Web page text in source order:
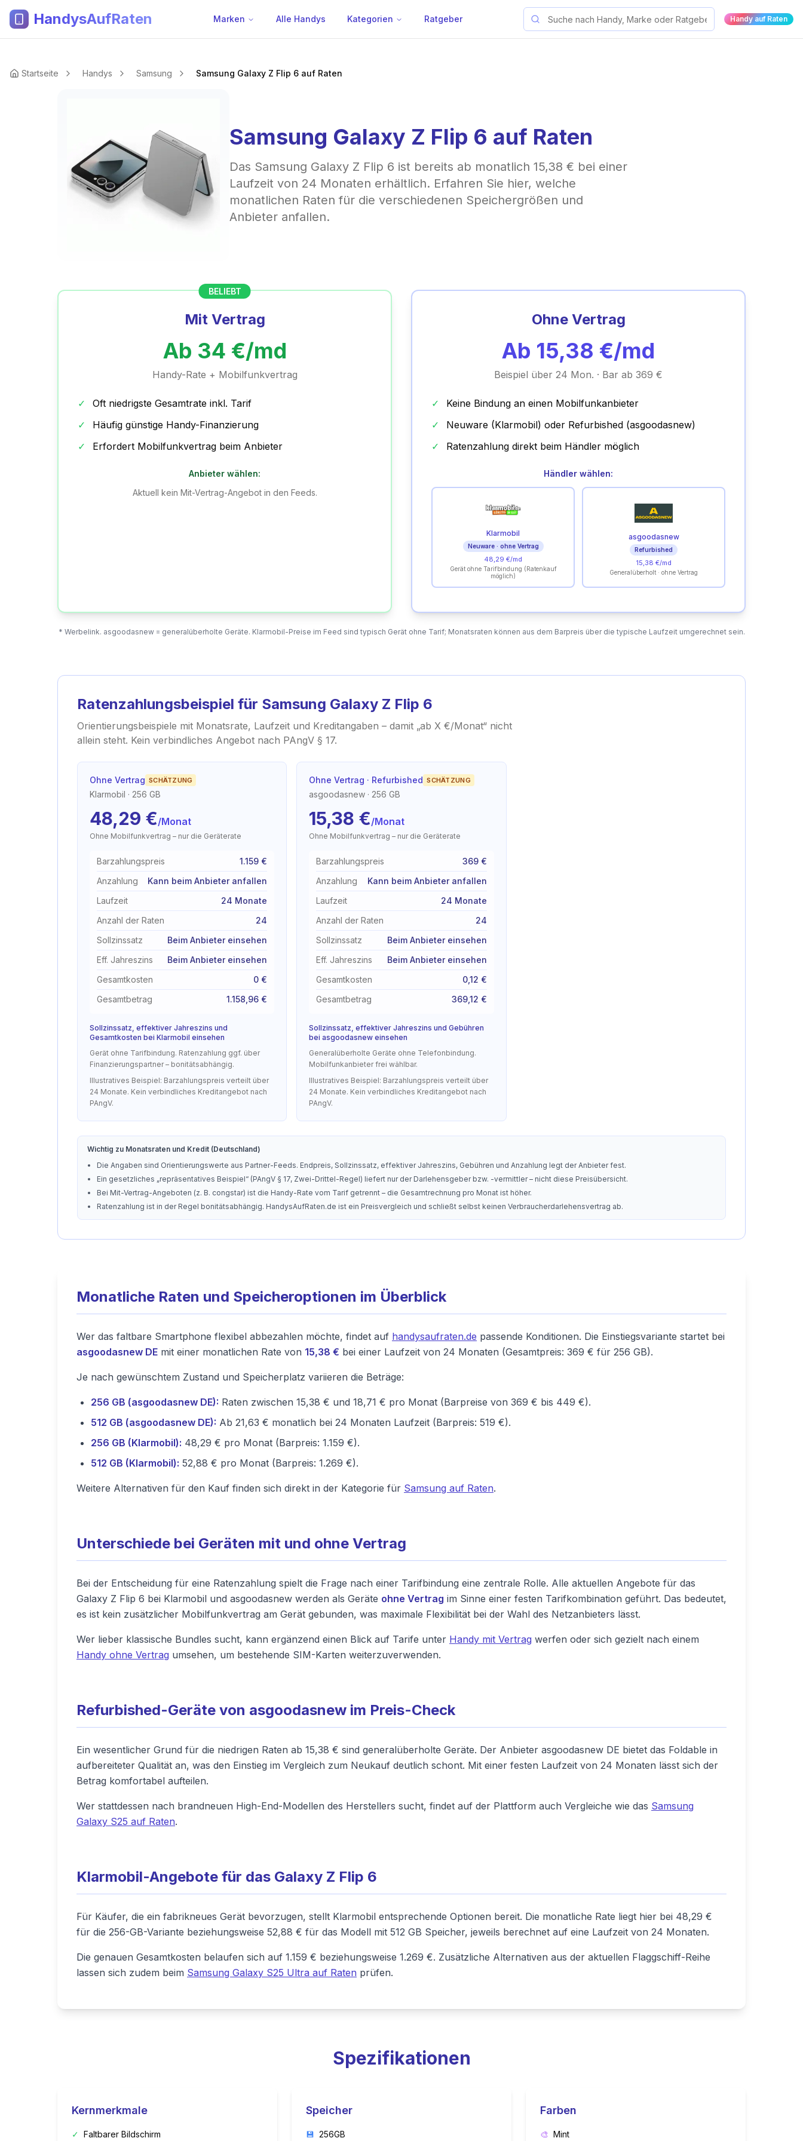
HandysAufRaten Marken Alle Handys Kategorien Ratgeber Handy auf Raten
Startseite Handys Samsung Samsung Galaxy Z Flip 6 auf Raten
Samsung Galaxy Z Flip 6 auf Raten
Das Samsung Galaxy Z Flip 6 ist bereits ab monatlich 15,38 € bei einer
Laufzeit von 24 Monaten erhältlich. Erfahren Sie hier, welche
monatlichen Raten für die verschiedenen Speichergrößen und
Anbieter anfallen.
BELIEBT
Mit Vertrag
Ab 34 €/md
Handy-Rate + Mobilfunkvertrag
✓
Oft niedrigste Gesamtrate inkl. Tarif
✓
Häufig günstige Handy-Finanzierung
✓
Erfordert Mobilfunkvertrag beim Anbieter
Anbieter wählen:
Aktuell kein Mit-Vertrag-Angebot in den Feeds.
Ohne Vertrag
Ab 15,38 €/md
Beispiel über 24 Mon. · Bar ab 369 €
✓
Keine Bindung an einen Mobilfunkanbieter
✓
Neuware (Klarmobil) oder Refurbished (asgoodasnew)
✓
Ratenzahlung direkt beim Händler möglich
Händler wählen:
Klarmobil
Neuware · ohne Vertrag
48,29 €/md
Gerät ohne Tarifbindung (Ratenkauf
möglich)
asgoodasnew
Refurbished
15,38 €/md
Generalüberholt · ohne Vertrag
* Werbelink. asgoodasnew = generalüberholte Geräte. Klarmobil-Preise im Feed sind typisch Gerät ohne Tarif; Monatsraten können aus dem Barpreis über die typische Laufzeit umgerechnet sein.
Ratenzahlungsbeispiel für Samsung Galaxy Z Flip 6
Orientierungsbeispiele mit Monatsrate, Laufzeit und Kreditangaben – damit „ab X €/Monat“ nicht
allein steht. Kein verbindliches Angebot nach PAngV § 17.
Ohne Vertrag SCHÄTZUNG
Klarmobil · 256 GB
48,29 €/Monat
Ohne Mobilfunkvertrag – nur die Geräterate
Barzahlungspreis
1.159 €
Anzahlung
Kann beim Anbieter anfallen
Laufzeit
24 Monate
Anzahl der Raten
24
Sollzinssatz
Beim Anbieter einsehen
Eff. Jahreszins
Beim Anbieter einsehen
Gesamtkosten
0 €
Gesamtbetrag
1.158,96 €
Sollzinssatz, effektiver Jahreszins und
Gesamtkosten bei Klarmobil einsehen
Gerät ohne Tarifbindung. Ratenzahlung ggf. über
Finanzierungspartner – bonitätsabhängig.
Illustratives Beispiel: Barzahlungspreis verteilt über
24 Monate. Kein verbindliches Kreditangebot nach
PAngV.
Ohne Vertrag · Refurbished SCHÄTZUNG
asgoodasnew · 256 GB
15,38 €/Monat
Ohne Mobilfunkvertrag – nur die Geräterate
Barzahlungspreis
369 €
Anzahlung
Kann beim Anbieter anfallen
Laufzeit
24 Monate
Anzahl der Raten
24
Sollzinssatz
Beim Anbieter einsehen
Eff. Jahreszins
Beim Anbieter einsehen
Gesamtkosten
0,12 €
Gesamtbetrag
369,12 €
Sollzinssatz, effektiver Jahreszins und Gebühren
bei asgoodasnew einsehen
Generalüberholte Geräte ohne Telefonbindung.
Mobilfunkanbieter frei wählbar.
Illustratives Beispiel: Barzahlungspreis verteilt über
24 Monate. Kein verbindliches Kreditangebot nach
PAngV.
Wichtig zu Monatsraten und Kredit (Deutschland)
Die Angaben sind Orientierungswerte aus Partner-Feeds. Endpreis, Sollzinssatz, effektiver Jahreszins, Gebühren und Anzahlung legt der Anbieter fest.
Ein gesetzliches „repräsentatives Beispiel“ (PAngV § 17, Zwei-Drittel-Regel) liefert nur der Darlehensgeber bzw. -vermittler – nicht diese Preisübersicht.
Bei Mit-Vertrag-Angeboten (z. B. congstar) ist die Handy-Rate vom Tarif getrennt – die Gesamtrechnung pro Monat ist höher.
Ratenzahlung ist in der Regel bonitätsabhängig. HandysAufRaten.de ist ein Preisvergleich und schließt selbst keinen Verbraucherdarlehensvertrag ab.
Monatliche Raten und Speicheroptionen im Überblick
Wer das faltbare Smartphone flexibel abbezahlen möchte, findet auf handysaufraten.de passende Konditionen. Die Einstiegsvariante startet bei
asgoodasnew DE mit einer monatlichen Rate von 15,38 € bei einer Laufzeit von 24 Monaten (Gesamtpreis: 369 € für 256 GB).
Je nach gewünschtem Zustand und Speicherplatz variieren die Beträge:
256 GB (asgoodasnew DE): Raten zwischen 15,38 € und 18,71 € pro Monat (Barpreise von 369 € bis 449 €).
512 GB (asgoodasnew DE): Ab 21,63 € monatlich bei 24 Monaten Laufzeit (Barpreis: 519 €).
256 GB (Klarmobil): 48,29 € pro Monat (Barpreis: 1.159 €).
512 GB (Klarmobil): 52,88 € pro Monat (Barpreis: 1.269 €).
Weitere Alternativen für den Kauf finden sich direkt in der Kategorie für Samsung auf Raten.
Unterschiede bei Geräten mit und ohne Vertrag
Bei der Entscheidung für eine Ratenzahlung spielt die Frage nach einer Tarifbindung eine zentrale Rolle. Alle aktuellen Angebote für das
Galaxy Z Flip 6 bei Klarmobil und asgoodasnew werden als Geräte ohne Vertrag im Sinne einer festen Tarifkombination geführt. Das bedeutet,
es ist kein zusätzlicher Mobilfunkvertrag am Gerät gebunden, was maximale Flexibilität bei der Wahl des Netzanbieters lässt.
Wer lieber klassische Bundles sucht, kann ergänzend einen Blick auf Tarife unter Handy mit Vertrag werfen oder sich gezielt nach einem
Handy ohne Vertrag umsehen, um bestehende SIM-Karten weiterzuverwenden.
Refurbished-Geräte von asgoodasnew im Preis-Check
Ein wesentlicher Grund für die niedrigen Raten ab 15,38 € sind generalüberholte Geräte. Der Anbieter asgoodasnew DE bietet das Foldable in
aufbereiteter Qualität an, was den Einstieg im Vergleich zum Neukauf deutlich schont. Mit einer festen Laufzeit von 24 Monaten lässt sich der
Betrag komfortabel aufteilen.
Wer stattdessen nach brandneuen High-End-Modellen des Herstellers sucht, findet auf der Plattform auch Vergleiche wie das Samsung
Galaxy S25 auf Raten.
Klarmobil-Angebote für das Galaxy Z Flip 6
Für Käufer, die ein fabrikneues Gerät bevorzugen, stellt Klarmobil entsprechende Optionen bereit. Die monatliche Rate liegt hier bei 48,29 €
für die 256-GB-Variante beziehungsweise 52,88 € für das Modell mit 512 GB Speicher, jeweils berechnet auf eine Laufzeit von 24 Monaten.
Die genauen Gesamtkosten belaufen sich auf 1.159 € beziehungsweise 1.269 €. Zusätzliche Alternativen aus der aktuellen Flaggschiff-Reihe
lassen sich zudem beim Samsung Galaxy S25 Ultra auf Raten prüfen.
Spezifikationen
Kernmerkmale
✓ Faltbarer Bildschirm
Speicher
💾 256GB
Farben
🎨 Mint